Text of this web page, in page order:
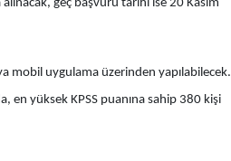
geç başvuru tarihi ise 20 Kasım
mobil uygulama üzerinden yapılabilecek.
en yüksek KPSS puanına sahip 380 kişi